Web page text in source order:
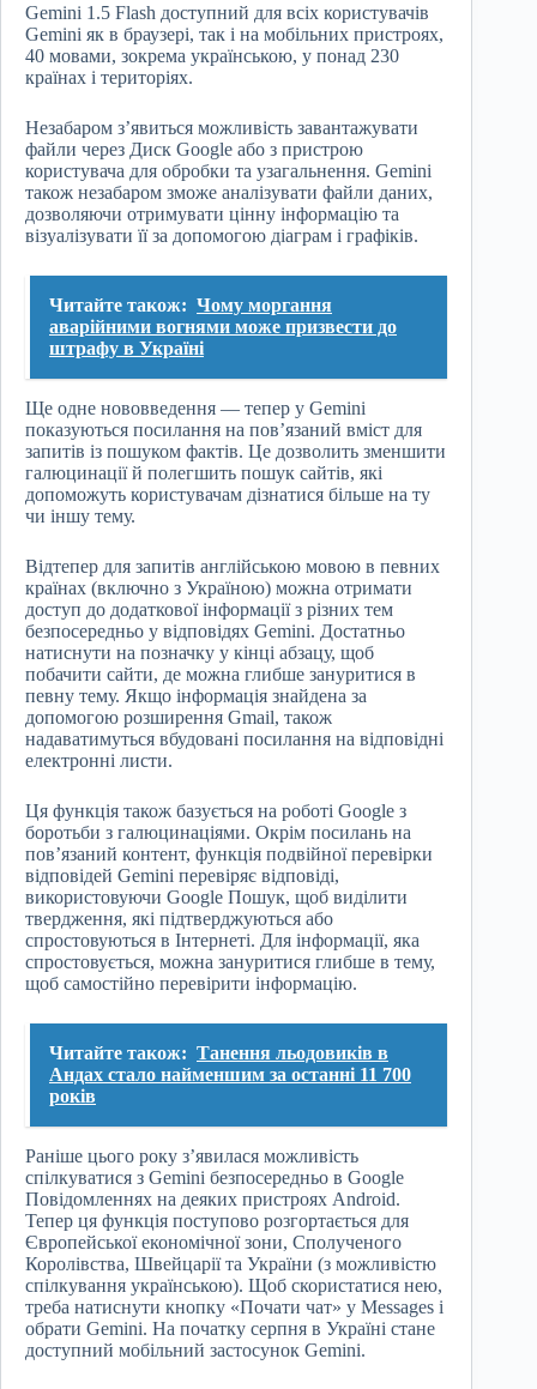
Gemini 1.5 Flash доступний для всіх користувачів
Gemini як в браузері, так і на мобільних пристроях,
40 мовами, зокрема українською, у понад 230
країнах і територіях.
Незабаром з’явиться можливість завантажувати
файли через Диск Google або з пристрою
користувача для обробки та узагальнення. Gemini
також незабаром зможе аналізувати файли даних,
дозволяючи отримувати цінну інформацію та
візуалізувати її за допомогою діаграм і графіків.
Читайте також: Чому моргання
аварійними вогнями може призвести до
штрафу в Україні
Ще одне нововведення — тепер у Gemini
показуються посилання на пов’язаний вміст для
запитів із пошуком фактів. Це дозволить зменшити
галюцинації й полегшить пошук сайтів, які
допоможуть користувачам дізнатися більше на ту
чи іншу тему.
Відтепер для запитів англійською мовою в певних
країнах (включно з Україною) можна отримати
доступ до додаткової інформації з різних тем
безпосередньо у відповідях Gemini. Достатньо
натиснути на позначку у кінці абзацу, щоб
побачити сайти, де можна глибше зануритися в
певну тему. Якщо інформація знайдена за
допомогою розширення Gmail, також
надаватимуться вбудовані посилання на відповідні
електронні листи.
Ця функція також базується на роботі Google з
боротьби з галюцинаціями. Окрім посилань на
пов’язаний контент, функція подвійної перевірки
відповідей Gemini перевіряє відповіді,
використовуючи Google Пошук, щоб виділити
твердження, які підтверджуються або
спростовуються в Інтернеті. Для інформації, яка
спростовується, можна зануритися глибше в тему,
щоб самостійно перевірити інформацію.
Читайте також: Танення льодовиків в
Андах стало найменшим за останні 11 700
років
Раніше цього року з’явилася можливість
спілкуватися з Gemini безпосередньо в Google
Повідомленнях на деяких пристроях Android.
Тепер ця функція поступово розгортається для
Європейської економічної зони, Сполученого
Королівства, Швейцарії та України (з можливістю
спілкування українською). Щоб скористатися нею,
треба натиснути кнопку «Почати чат» у Messages і
обрати Gemini. На початку серпня в Україні стане
доступний мобільний застосунок Gemini.